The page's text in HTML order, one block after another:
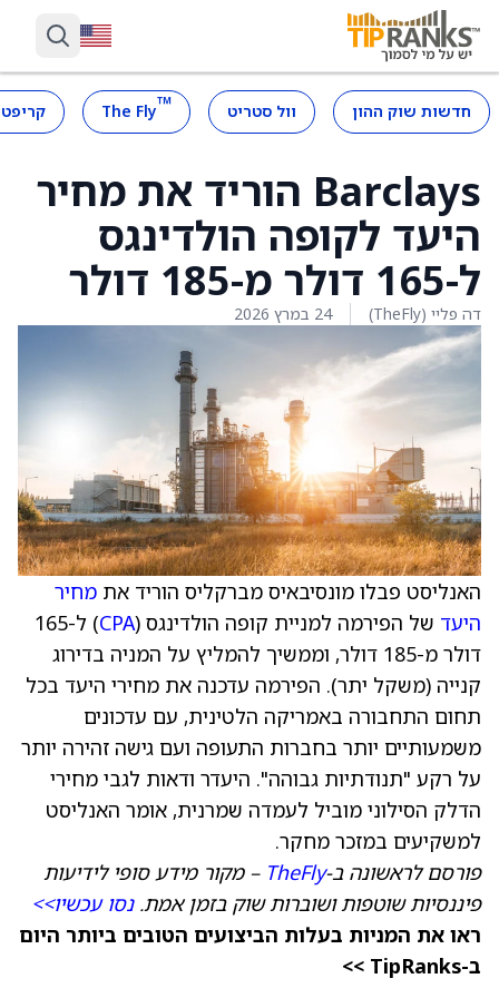
חדשות שוק ההון וול סטריט ™
The Fly
Barclays הוריד את מחיר
היעד לקופה הולדינגס
ל-165 דולר מ-185 דולר
דה פליי (TheFly) 24 במרץ 2026
האנליסט פבלו מונסיבאיס מברקליס הוריד את מחיר
היעד של הפירמה למניית קופה הולדינגס (CPA
) ל-165
דולר מ-185 דולר, וממשיך להמליץ על המניה בדירוג
קנייה (משקל יתר). הפירמה עדכנה את מחירי היעד בכל
תחום התחבורה באמריקה הלטינית, עם עדכונים
משמעותיים יותר בחברות התעופה ועם גישה זהירה יותר
על רקע "תנודתיות גבוהה". היעדר ודאות לגבי מחירי
הדלק הסילוני מוביל לעמדה שמרנית, אומר האנליסט
למשקיעים במזכר מחקר.
פורסם לראשונה ב-TheFly – מקור מידע סופי לידיעות
פיננסיות שוטפות ושוברות שוק בזמן אמת.נסו עכשיו>>
ראו את המניות בעלות הביצועים הטובים ביותר היום
ב-TipRanks >>